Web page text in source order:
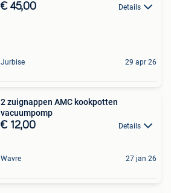
€ 45,00 Details
Jurbise 29 apr 26
2 zuignappen AMC kookpotten
vacuumpomp
€ 12,00 Details
Wavre 27 jan 26